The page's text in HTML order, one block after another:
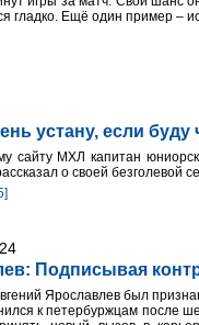
гладко. Ещё один пример –
устану, если
сайту МХЛ капитан
о своей безголевой
Подписывая
Ярославлев был
к петербуржцам после